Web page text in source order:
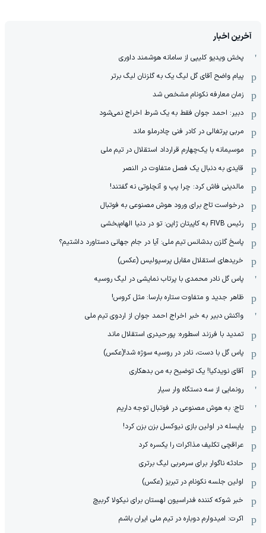
آخرین اخبار
پخش ویدیو کلیپی از سامانه هوشمند داوری
پیام واضح آقای گل لیگ یک به گلزنان لیگ برتر
زمان معارفه نکونام مشخص شد
دبیر: احمد جوان فقط به یک شرط اخراج نمی‌شود
مربی پرتغالی در کادر فنی چادرملو ماند
موسیمانه با یک‌چهارم قرارداد استقلال در تیم ملی
قایدی به دنبال یک فصل متفاوت در النصر
مالدینی فاش کرد: چرا پپ و آنچلوتی نه گفتند!
درخواست تاج برای ورود هوش مصنوعی به فوتبال
رئیس FIVB به کاپیتان ژاپن: تو در دنیا الهام‌بخشی
پاسخ گلزن بدشانس تیم ملی: آیا در جام جهانی دستاورد داشتیم؟
خریدهای استقلال مقابل پرسپولیس (عکس)
پاس گل نادر محمدی با پرتاب نمایشی در لیگ روسیه
ظاهر جدید و متفاوت ستاره بارسا: مثل کروس!
واکنش دبیر به خبر اخراج احمد جوان از اردوی تیم ملی
تمدید با فرزند اسطوره: پورحیدری استقلال ماند
پاس گل با دست، نادر در روسیه سوژه شد!(عکس)
آقای نویدکیا! یک توضیح به من بدهکاری
رونمایی از سه دستگاه وار سیار
تاج: به هوش مصنوعی در فوتبال توجه داریم
یایسله در اولین بازی نیوکسل بزن بزن کرد!
عراقچی تکلیف مذاکرات را یکسره کرد
حادثه ناگوار برای سرمربی لیگ برتری
اولین جلسه نکونام در تبریز (عکس)
خبر شوکه کننده فدراسیون لهستان برای نیکولا گربیچ
اکرت: امیدوارم دوباره در تیم ملی ایران باشم